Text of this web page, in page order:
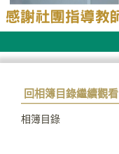
回相簿目錄繼續觀看
相簿目錄